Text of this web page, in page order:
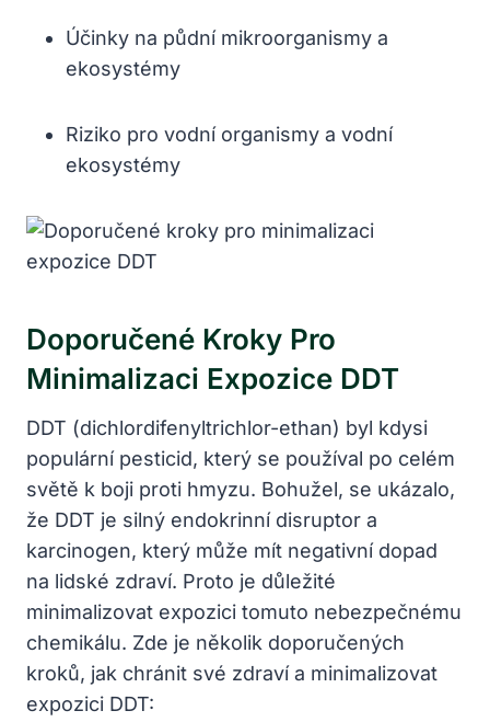
Účinky na půdní mikroorganismy a
ekosystémy
Riziko pro vodní organismy a vodní
ekosystémy
Doporučené Kroky Pro
Minimalizaci Expozice DDT
DDT (dichlordifenyltrichlor-ethan) byl kdysi
populární pesticid, který se používal po celém
světě k boji proti hmyzu. Bohužel, se ukázalo,
že DDT je silný endokrinní disruptor a
karcinogen, který může mít negativní dopad
na lidské zdraví. Proto je důležité
minimalizovat expozici tomuto nebezpečnému
chemikálu. Zde je několik doporučených
kroků, jak chránit své zdraví a minimalizovat
expozici DDT: